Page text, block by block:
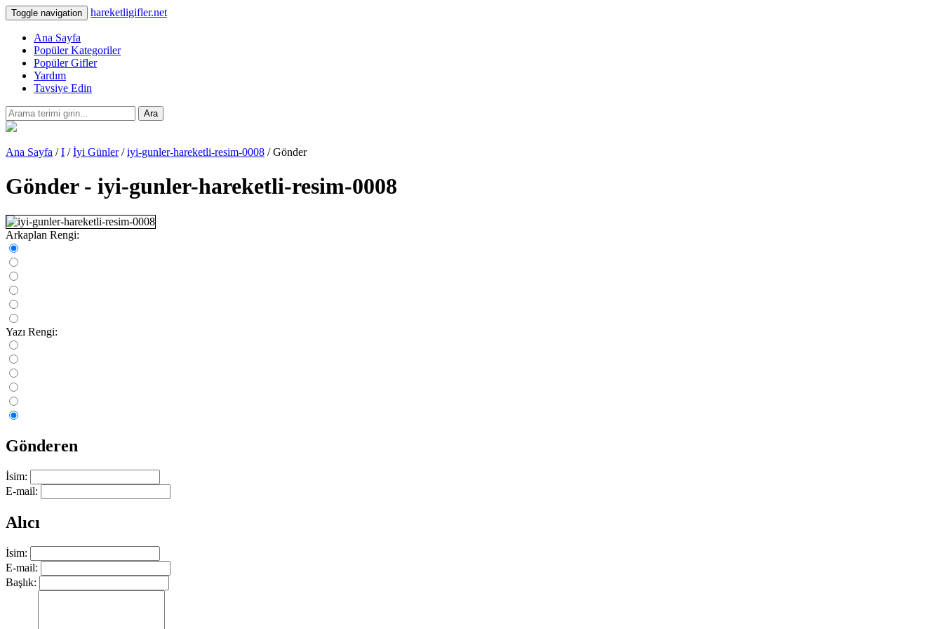
Toggle navigation hareketligifler.net
Ana Sayfa
Popüler Kategoriler
Popüler Gifler
Yardım
Tavsiye Edin
Ara
Ana Sayfa /I /İyi Günler/iyi-gunler-hareketli-resim-0008 / Gönder
Gönder - iyi-gunler-hareketli-resim-0008
Arkaplan Rengi:
Yazı Rengi:
Gönderen
İsim:
E-mail:
Alıcı
İsim:
E-mail:
Başlık: